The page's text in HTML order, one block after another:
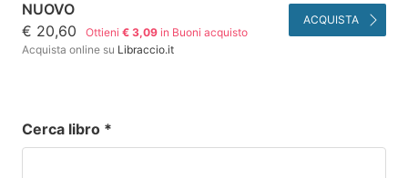
NUOVO
€ 20,60
Ottieni€ 3,09 in Buoni acquisto
Acquista online su Libraccio.it
ACQUISTA
Cerca libro *